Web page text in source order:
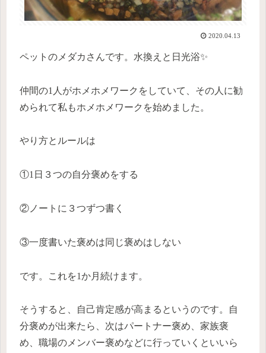
2020.04.13
ペットのメダカさんです。水換えと日光浴✨
仲間の1人がホメホメワークをしていて、その人に勧
められて私もホメホメワークを始めました。
やり方とルールは
①1日３つの自分褒めをする
②ノートに３つずつ書く
③一度書いた褒めは同じ褒めはしない
です。これを1か月続けます。
そうすると、自己肯定感が高まるというのです。自
分褒めが出来たら、次はパートナー褒め、家族褒
め、職場のメンバー褒めなどに行っていくといいら